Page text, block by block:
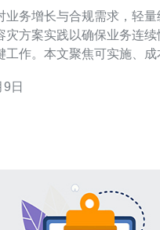
业务增长与合规需求，轻
灾方案实践以确保业务连
工作。本文聚焦可实施、成
日